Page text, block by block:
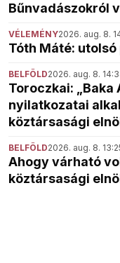
Bűnvadászokról
VÉLEMÉNY2026. aug. 8.
Tóth Máté:
BELFÖLD2026. aug. 8.
Toroczkai:
nyilatkozatai
köztársasági
BELFÖLD2026. aug. 8.
Ahogy várható
köztársasági